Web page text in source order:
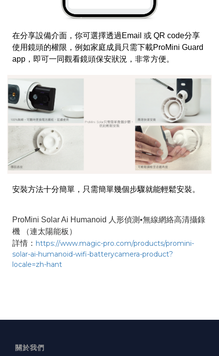
在分享設備介面，你可選擇透過Email 或 QR code分享
使用鏡頭的權限，例如家庭成員只需下載ProMini Guard
app，即可一同觀看鏡頭保安狀況，非常方便。
安裝方法十分簡單，只需簡單幾個步驟就能輕鬆安裝。
ProMini Solar Ai Humanoid 人形偵測•無線網絡高清攝錄
機 （連太陽能板）
詳情： https://www.magic-pro.com/products/promini-
solar-ai-humanoid-wifi-batterycamera-product?
locale=zh-hant
關於我們